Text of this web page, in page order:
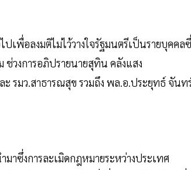
พื่อลงมติไม่ไว้วางใจรัฐมนตรีเป็นรายบุคคล
วงการอภิปรายนายสุทิน คลังแสง
รมว.สาธารณสุข รวมถึง พล.อ.ประยุทธ์ จันท
าซึ่งการละเมิดกฎหมายระหว่างประเทศ